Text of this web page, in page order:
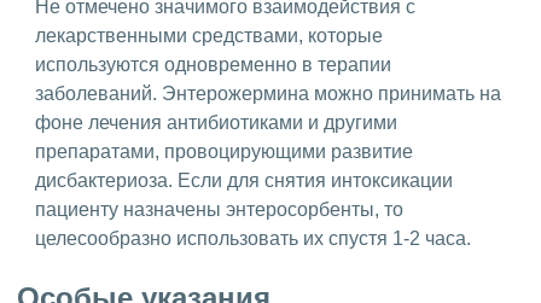
Не отмечено значимого взаимодействия с
лекарственными средствами, которые
используются одновременно в терапии
заболеваний. Энтерожермина можно принимать на
фоне лечения антибиотиками и другими
препаратами, провоцирующими развитие
дисбактериоза. Если для снятия интоксикации
пациенту назначены энтеросорбенты, то
целесообразно использовать их спустя 1-2 часа.